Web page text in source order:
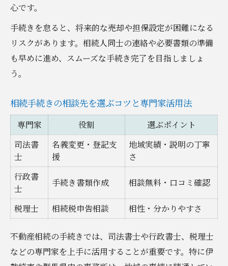
心です。
手続きを怠ると、将来的な売却や担保設定が困難になる
リスクがあります。相続人同士の連絡や必要書類の準備
も早めに進め、スムーズな手続き完了を目指しましょ
う。
相続手続きの相談先を選ぶコツと専門家活用法
専門家 役割
選ぶポイント
司法書
士
名義変更・登記支
援
地域実績・説明の丁寧
さ
行政書
士
手続き書類作成 相談無料・口コミ確認
税理士 相続税申告相談 相性・分かりやすさ
不動産相続の手続きでは、司法書士や行政書士、税理士
などの専門家を上手に活用することが重要です。特に伊